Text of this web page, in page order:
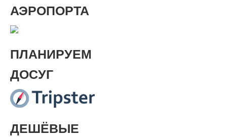
АЭРОПОРТА
ПЛАНИРУЕМ
ДОСУГ
ДЕШЁВЫЕ